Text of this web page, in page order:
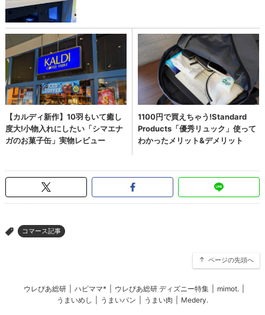
> コマース記事
ページの先頭へ
ウレぴあ総研 ハピママ* ウレぴあ総研 ディズニー特集 mimot.
うまいめし
うまいパン うまい肉 Medery.